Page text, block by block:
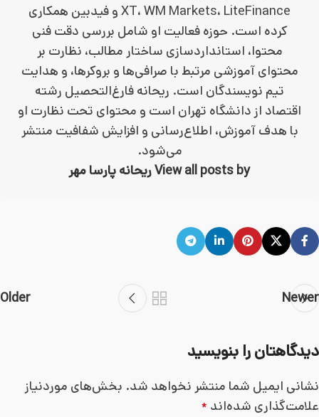
XT، WM Markets، LiteFinance و فیدبین همکاری
کرده است. حوزه فعالیت او شامل بررسی دقت فنی
محتوا، استانداردسازی ساختار مطالب، نظارت بر
محتوای آموزشی مرتبط با صرافی‌ها و بروکرها، و هدایت
تیم نویسندگان است. ریحانه فارغ‌التحصیل رشته
اقتصاد از دانشگاه تهران است و محتوای تحت نظارت او
با هدف آموزش، اطلاع‌رسانی و افزایش شفافیت منتشر
می‌شود.
View all posts by ریحانه پارسا مهر
Newer
Older
دیدگاهتان را بنویسید
نشانی ایمیل شما منتشر نخواهد شد. بخش‌های موردنیاز
علامت‌گذاری شده‌اند *